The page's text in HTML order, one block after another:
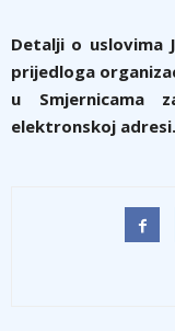
Detalji o uslovima
prijedloga
u Smjernicama
elektronskoj adresi.